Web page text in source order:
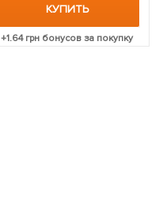
КУПИТЬ
+1.64грн бонусов за покупку